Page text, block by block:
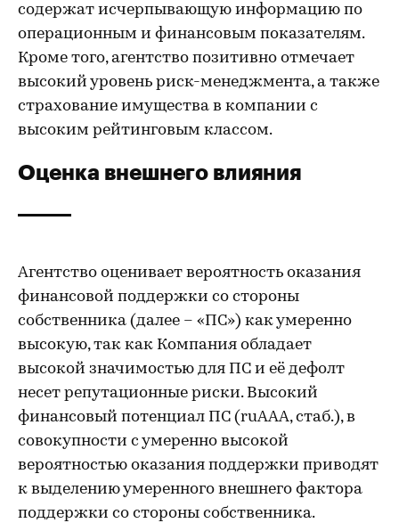
содержат исчерпывающую информацию по
операционным и финансовым показателям.
Кроме того, агентство позитивно отмечает
высокий уровень риск-менеджмента, а также
страхование имущества в компании с
высоким рейтинговым классом.
Оценка внешнего влияния
Агентство оценивает вероятность оказания
финансовой поддержки со стороны
собственника (далее – «ПС») как умеренно
высокую, так как Компания обладает
высокой значимостью для ПС и её дефолт
несет репутационные риски. Высокий
финансовый потенциал ПС (ruAAA, стаб.), в
совокупности с умеренно высокой
вероятностью оказания поддержки приводят
к выделению умеренного внешнего фактора
поддержки со стороны собственника.